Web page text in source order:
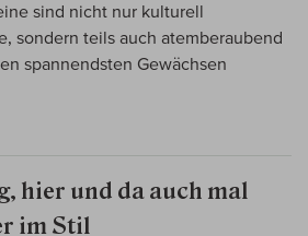
sind nicht nur kulturell
sondern teils auch atemberaubend
spannendsten Gewächsen
hier und da auch mal
im Stil